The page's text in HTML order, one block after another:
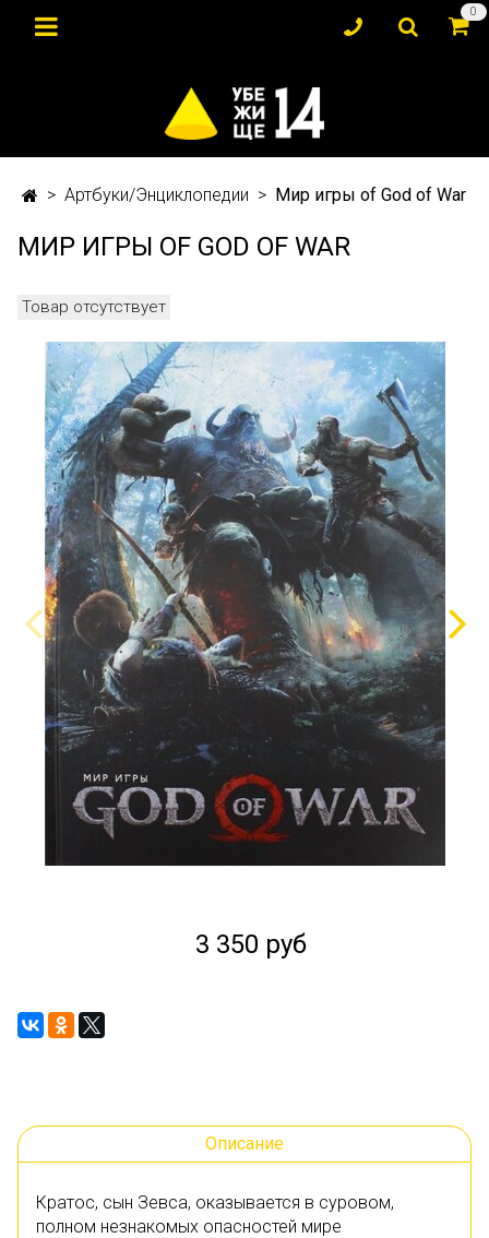
0
Артбуки/Энциклопедии Мир игры of God of War
МИР ИГРЫ OF GOD OF WAR
Товар отсутствует
3 350 руб
Описание
Кратос, сын Зевса, оказывается в суровом,
полном незнакомых опасностей мире